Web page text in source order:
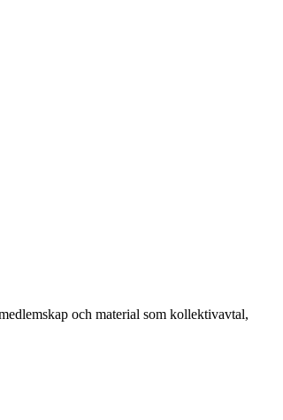
och material som kollektivavtal,